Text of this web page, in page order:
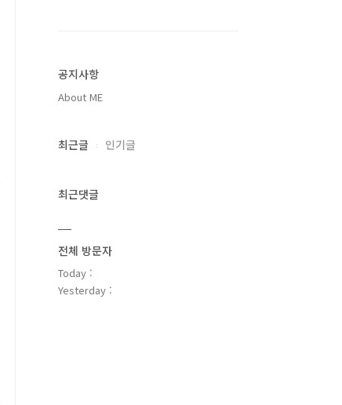
공지사항
About ME
최근글 인기글
최근댓글
전체 방문자
Today :
Yesterday :